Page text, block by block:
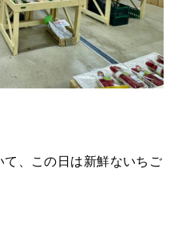
、この日は新鮮ないちご